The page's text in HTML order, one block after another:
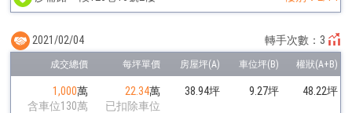
1,000萬
含車位130萬
22.34萬
已扣除車位
38.94坪 9.27坪 48.22坪
2021/02/04 轉手次數：3